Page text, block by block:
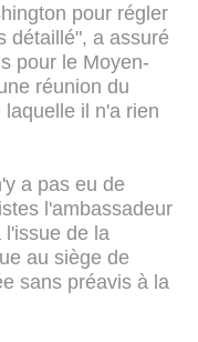
pour régler
détaillé", a assuré
pour le Moyen-
réunion du
il n'a rien
a pas eu de
l'ambassadeur
de la
au siège de
sans préavis à la